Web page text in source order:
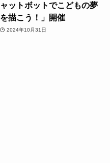
ャットボットでこどもの夢
を描こう！」開催
2024年10月31日